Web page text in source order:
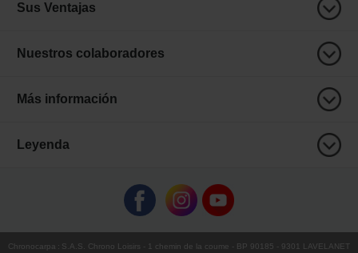
Sus Ventajas
Nuestros colaboradores
Más información
Leyenda
Chronocarpa : S.A.S. Chrono Loisirs - 1 chemin de la coume - BP 90185 - 9301 LAVELANET